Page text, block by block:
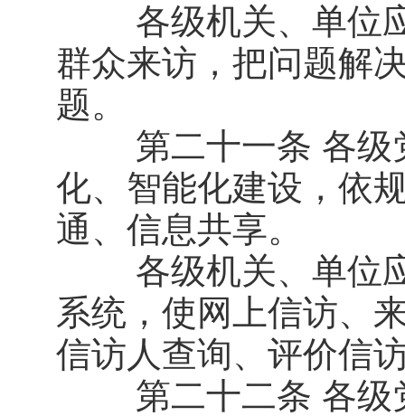
各级机关、单位应
群众来访，把问题解
题。
第二十一条 各级党
化、智能化建设，依
通、信息共享。
各级机关、单位应
系统，使网上信访、
信访人查询、评价信
第二十二条 各级